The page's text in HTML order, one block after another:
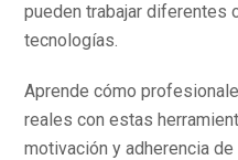
pueden trabajar diferentes
tecnologías.
Aprende cómo
reales con estas
motivación y adherencia